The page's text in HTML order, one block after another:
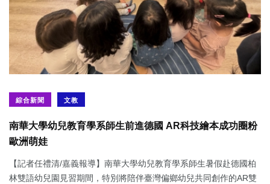
綜合新聞 文教
南華大學幼兒教育學系師生前進德國 AR科技繪本成功圈粉
歐洲萌娃
【記者任禮清/嘉義報導】南華大學幼兒教育學系師生暑假赴德國柏
林雙語幼兒園見習期間，特別將陪伴臺灣偏鄉幼兒共同創作的AR雙